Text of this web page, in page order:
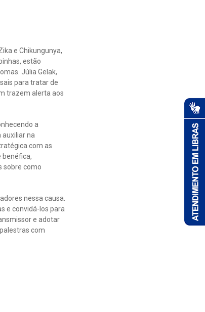
e Chikungunya,
estão
Júlia Gelak,
para tratar de
trazem alerta aos
a
na
com as
benéfica,
sobre como
nessa causa.
e convidá-los para
e adotar
com